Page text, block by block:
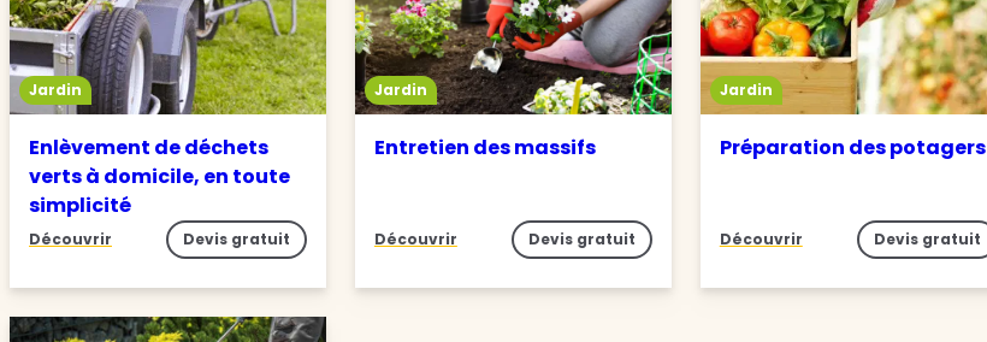
Jardin
Enlèvement de déchets
verts à domicile, en toute
simplicité
Découvrir Devis gratuit
Jardin
Entretien des massifs
Découvrir Devis gratuit
Jardin
Préparation des potagers
Découvrir Devis gratuit